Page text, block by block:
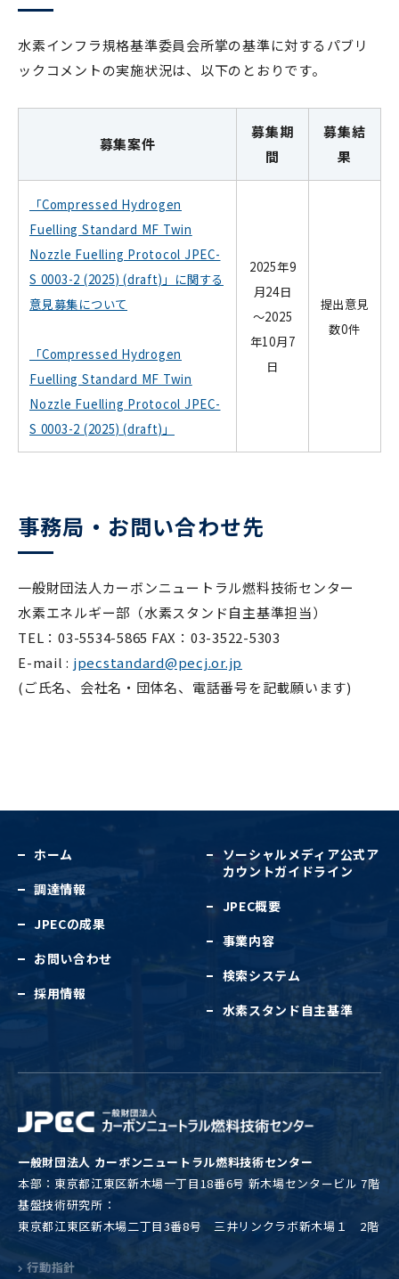
水素インフラ規格基準委員会所掌の基準に対するパブリ
ックコメントの実施状況は、以下のとおりです。
募集案件
募集期
間
募集結
果
「Compressed Hydrogen
Fuelling Standard MF Twin
Nozzle Fuelling Protocol JPEC-
S 0003-2 (2025) (draft)」に関する
意見募集について
「Compressed Hydrogen
Fuelling Standard MF Twin
Nozzle Fuelling Protocol JPEC-
S 0003-2 (2025) (draft)」
2025年9
月24日
～2025
年10月7
日
提出意見
数0件
事務局・お問い合わせ先
一般財団法人カーボンニュートラル燃料技術センター
水素エネルギー部（水素スタンド自主基準担当）
TEL：03-5534-5865 FAX：03-3522-5303
E-mail : jpecstandard@pecj.or.jp
(ご氏名、会社名・団体名、電話番号を記載願います)
ホーム
調達情報
JPECの成果
お問い合わせ
採用情報
ソーシャルメディア公式ア
カウントガイドライン
JPEC概要
事業内容
検索システム
水素スタンド自主基準
一般財団法人 カーボンニュートラル燃料技術センター
本部：東京都江東区新木場一丁目18番6号 新木場センタービル 7階
基盤技術研究所：
東京都江東区新木場二丁目3番8号 三井リンクラボ新木場１ 2階
行動指針